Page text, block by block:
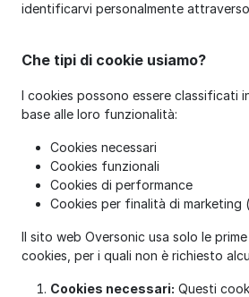
identificarvi personalmente
Che tipi di cookie usiamo?
I cookies possono essere classificati
base alle loro funzionalità:
Cookies necessari
Cookies funzionali
Cookies di performance
Cookies per finalità di marketing
Il sito web Oversonic usa solo le
cookies, per i quali non è richiesto
Cookies necessari: Questi